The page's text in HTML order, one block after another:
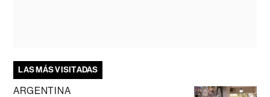
LAS MÁS VISITADAS
ARGENTINA